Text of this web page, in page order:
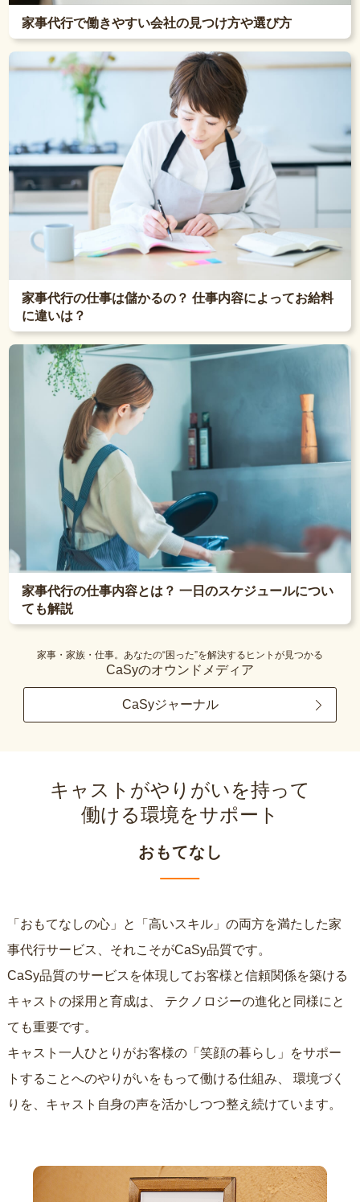
家事代行で働きやすい会社の見つけ方や選び方
家事代行の仕事は儲かるの？ 仕事内容によってお給料
に違いは？
家事代行の仕事内容とは？ 一日のスケジュールについ
ても解説
家事・家族・仕事。あなたの“困った”を解決するヒントが見つかる
CaSyのオウンドメディア
CaSyジャーナル
キャストがやりがいを持って
働ける環境をサポート
おもてなし
「おもてなしの心」と「高いスキル」の両方を満たした家
事代行サービス、それこそがCaSy品質です。
CaSy品質のサービスを体現してお客様と信頼関係を築ける
キャストの採用と育成は、
ても重要です。
キャスト一人ひとりがお客様の「笑顔の暮らし」をサポー
トすることへのやりがいをもって働ける仕組み、
りを、キャスト自身の声を活かしつつ整え続けています。